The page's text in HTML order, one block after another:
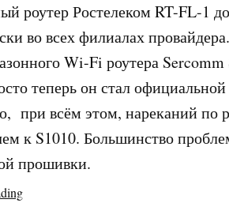
роутер Ростелеком RT-FL-1
во всех филиалах
Wi-Fi роутера
теперь он стал
при всём этом, нареканий по
к S1010. Большинство
прошивки.
«Прошивка